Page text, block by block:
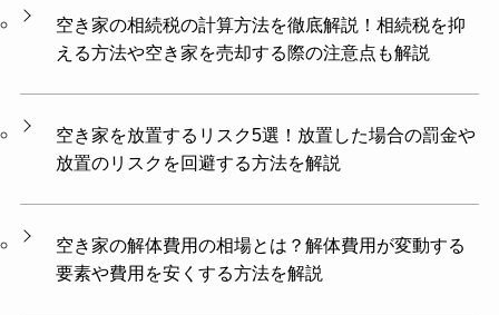
空き家の相続税の計算方法を徹底解説！相続税を抑
える方法や空き家を売却する際の注意点も解説
空き家を放置するリスク5選！放置した場合の罰金や
放置のリスクを回避する方法を解説
空き家の解体費用の相場とは？解体費用が変動する
要素や費用を安くする方法を解説